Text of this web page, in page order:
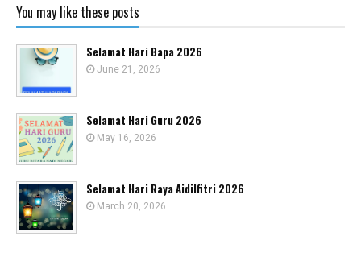
You may like these posts
Selamat Hari Bapa 2026
June 21, 2026
Selamat Hari Guru 2026
May 16, 2026
Selamat Hari Raya Aidilfitri 2026
March 20, 2026